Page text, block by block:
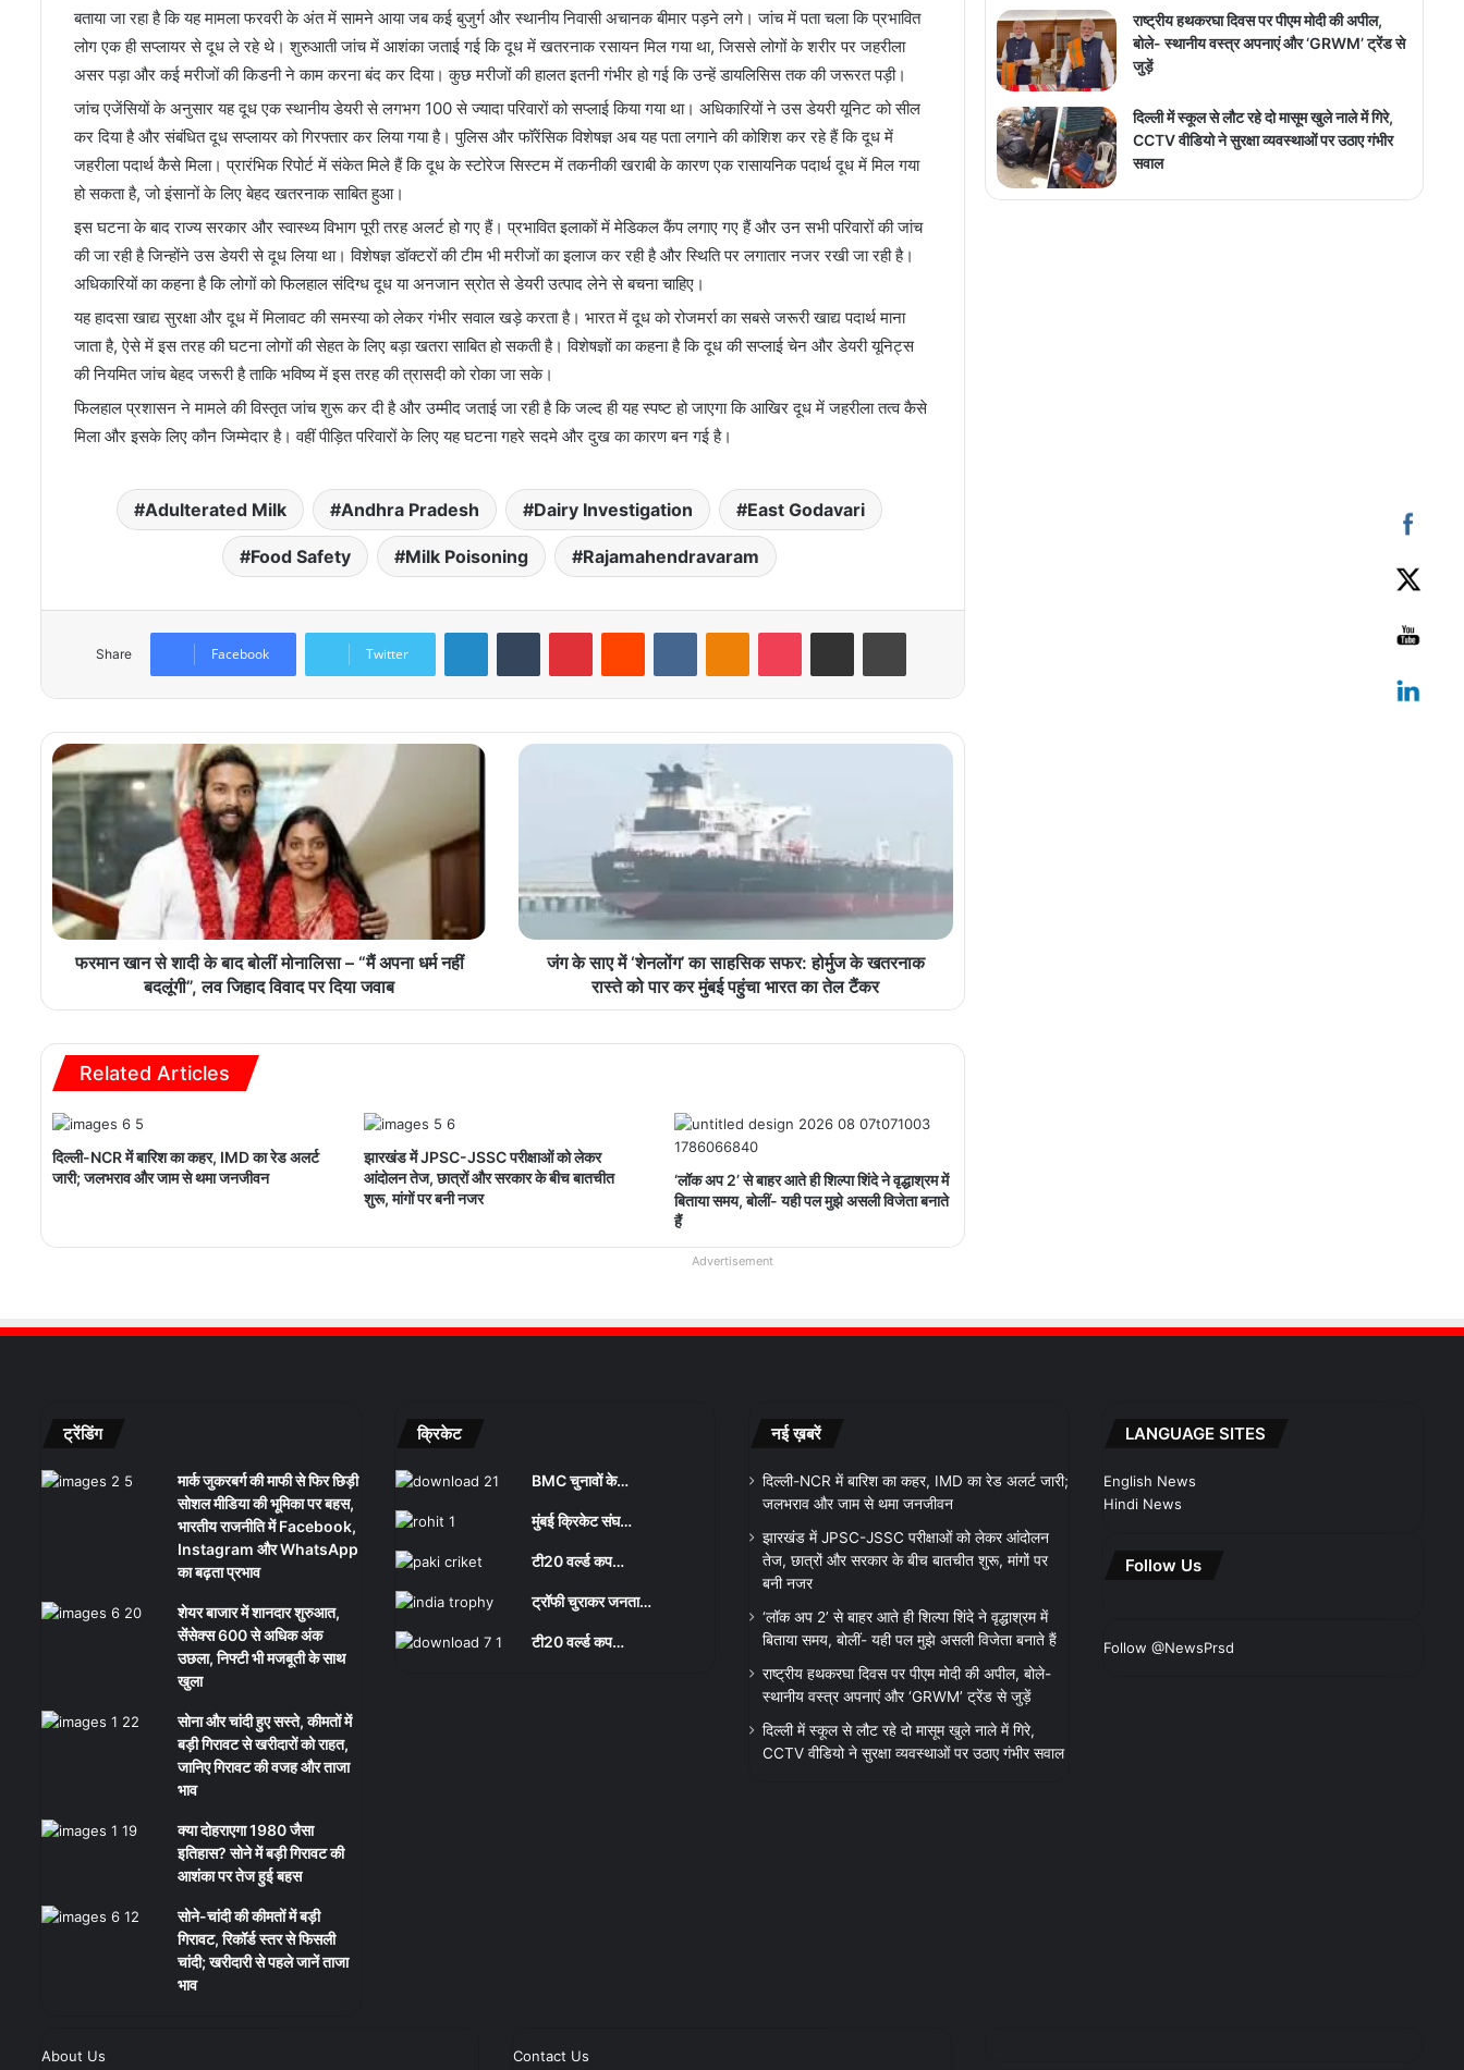
बताया जा रहा है कि यह मामला फरवरी के अंत में सामने आया जब कई बुजुर्ग और स्थानीय निवासी अचानक बीमार पड़ने लगे। जांच में पता चला कि प्रभावित
लोग एक ही सप्लायर से दूध ले रहे थे। शुरुआती जांच में आशंका जताई गई कि दूध में खतरनाक रसायन मिल गया था, जिससे लोगों के शरीर पर जहरीला
असर पड़ा और कई मरीजों की किडनी ने काम करना बंद कर दिया। कुछ मरीजों की हालत इतनी गंभीर हो गई कि उन्हें डायलिसिस तक की जरूरत पड़ी।
जांच एजेंसियों के अनुसार यह दूध एक स्थानीय डेयरी से लगभग 100 से ज्यादा परिवारों को सप्लाई किया गया था। अधिकारियों ने उस डेयरी यूनिट को सील
कर दिया है और संबंधित दूध सप्लायर को गिरफ्तार कर लिया गया है। पुलिस और फॉरेंसिक विशेषज्ञ अब यह पता लगाने की कोशिश कर रहे हैं कि दूध में
जहरीला पदार्थ कैसे मिला। प्रारंभिक रिपोर्ट में संकेत मिले हैं कि दूध के स्टोरेज सिस्टम में तकनीकी खराबी के कारण एक रासायनिक पदार्थ दूध में मिल गया
हो सकता है, जो इंसानों के लिए बेहद खतरनाक साबित हुआ।
इस घटना के बाद राज्य सरकार और स्वास्थ्य विभाग पूरी तरह अलर्ट हो गए हैं। प्रभावित इलाकों में मेडिकल कैंप लगाए गए हैं और उन सभी परिवारों की जांच
की जा रही है जिन्होंने उस डेयरी से दूध लिया था। विशेषज्ञ डॉक्टरों की टीम भी मरीजों का इलाज कर रही है और स्थिति पर लगातार नजर रखी जा रही है।
अधिकारियों का कहना है कि लोगों को फिलहाल संदिग्ध दूध या अनजान स्रोत से डेयरी उत्पाद लेने से बचना चाहिए।
यह हादसा खाद्य सुरक्षा और दूध में मिलावट की समस्या को लेकर गंभीर सवाल खड़े करता है। भारत में दूध को रोजमर्रा का सबसे जरूरी खाद्य पदार्थ माना
जाता है, ऐसे में इस तरह की घटना लोगों की सेहत के लिए बड़ा खतरा साबित हो सकती है। विशेषज्ञों का कहना है कि दूध की सप्लाई चेन और डेयरी यूनिट्स
की नियमित जांच बेहद जरूरी है ताकि भविष्य में इस तरह की त्रासदी को रोका जा सके।
फिलहाल प्रशासन ने मामले की विस्तृत जांच शुरू कर दी है और उम्मीद जताई जा रही है कि जल्द ही यह स्पष्ट हो जाएगा कि आखिर दूध में जहरीला तत्व कैसे
मिला और इसके लिए कौन जिम्मेदार है। वहीं पीड़ित परिवारों के लिए यह घटना गहरे सदमे और दुख का कारण बन गई है।
Adulterated Milk Andhra Pradesh Dairy Investigation East Godavari
Food Safety Milk Poisoning Rajamahendravaram
Share Facebook Twitter
फरमान खान से शादी के बाद बोलीं मोनालिसा – “मैं अपना धर्म नहीं
बदलूंगी”, लव जिहाद विवाद पर दिया जवाब
जंग के साए में ‘शेनलोंग’ का साहसिक सफर: होर्मुज के खतरनाक
रास्ते को पार कर मुंबई पहुंचा भारत का तेल टैंकर
Related Articles
दिल्ली-NCR में बारिश का कहर, IMD का रेड अलर्ट
जारी; जलभराव और जाम से थमा जनजीवन
झारखंड में JPSC-JSSC परीक्षाओं को लेकर
आंदोलन तेज, छात्रों और सरकार के बीच बातचीत
शुरू, मांगों पर बनी नजर
‘लॉक अप 2’ से बाहर आते ही शिल्पा शिंदे ने वृद्धाश्रम में
बिताया समय, बोलीं- यही पल मुझे असली विजेता बनाते
हैं
राष्ट्रीय हथकरघा दिवस पर पीएम मोदी की अपील,
बोले- स्थानीय वस्त्र अपनाएं और ‘GRWM’ ट्रेंड से
जुड़ें
दिल्ली में स्कूल से लौट रहे दो मासूम खुले नाले में गिरे,
CCTV वीडियो ने सुरक्षा व्यवस्थाओं पर उठाए गंभीर
सवाल
Advertisement
ट्रेंडिंग
मार्क जुकरबर्ग की माफी से फिर छिड़ी
सोशल मीडिया की भूमिका पर बहस,
भारतीय राजनीति में Facebook,
Instagram और WhatsApp
का बढ़ता प्रभाव
शेयर बाजार में शानदार शुरुआत,
सेंसेक्स 600 से अधिक अंक
उछला, निफ्टी भी मजबूती के साथ
खुला
सोना और चांदी हुए सस्ते, कीमतों में
बड़ी गिरावट से खरीदारों को राहत,
जानिए गिरावट की वजह और ताजा
भाव
क्या दोहराएगा 1980 जैसा
इतिहास? सोने में बड़ी गिरावट की
आशंका पर तेज हुई बहस
सोने-चांदी की कीमतों में बड़ी
गिरावट, रिकॉर्ड स्तर से फिसली
चांदी; खरीदारी से पहले जानें ताजा
भाव
क्रिकेट
BMC चुनावों के…
मुंबई क्रिकेट संघ…
टी20 वर्ल्ड कप…
ट्रॉफी चुराकर जनता…
टी20 वर्ल्ड कप…
नई ख़बरें
दिल्ली-NCR में बारिश का कहर, IMD का रेड अलर्ट जारी;
जलभराव और जाम से थमा जनजीवन
झारखंड में JPSC-JSSC परीक्षाओं को लेकर आंदोलन
तेज, छात्रों और सरकार के बीच बातचीत शुरू, मांगों पर
बनी नजर
‘लॉक अप 2’ से बाहर आते ही शिल्पा शिंदे ने वृद्धाश्रम में
बिताया समय, बोलीं- यही पल मुझे असली विजेता बनाते हैं
राष्ट्रीय हथकरघा दिवस पर पीएम मोदी की अपील, बोले-
स्थानीय वस्त्र अपनाएं और ‘GRWM’ ट्रेंड से जुड़ें
दिल्ली में स्कूल से लौट रहे दो मासूम खुले नाले में गिरे,
CCTV वीडियो ने सुरक्षा व्यवस्थाओं पर उठाए गंभीर सवाल
LANGUAGE SITES
English News
Hindi News
Follow Us
Follow @NewsPrsd
About Us Contact Us